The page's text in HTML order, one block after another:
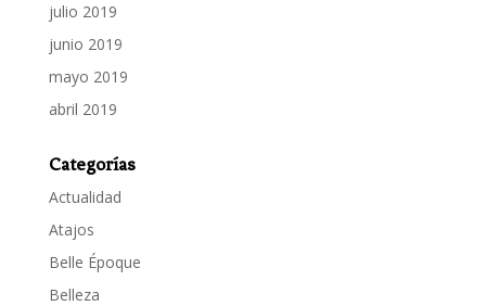
julio 2019
junio 2019
mayo 2019
abril 2019
Categorías
Actualidad
Atajos
Belle Époque
Belleza